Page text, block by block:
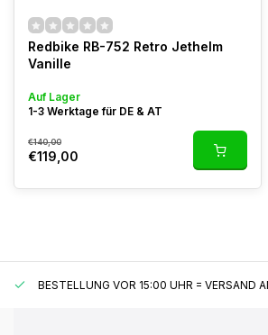
Redbike RB-752 Retro Jethelm
Vanille
Auf Lager
1-3 Werktage für DE & AT
€140,00
€119,00
BESTELLUNG VOR 15:00 UHR = VERSAND